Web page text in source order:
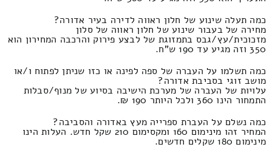
כמה תעלה שינוע של חלון ראווה לדירה בעיר אדורה?
מחירה של בעבור שינוע של חלון ראווה של סלון
מזכוכית/עץ/גבס בתמזוגת של לבצע פירוק והרכבה המחירון הוא
350 וזה מגיע עד 190 ש"ח.
כמה תשלמו על העברה של ספה לפינה או כזו שניתן לפתוח ו/או
מושב זוגי בסביבת אדורה?
עלויות של העברה של מערכת הישיבה בסיוע של מנוף/סבלות
התמחור הינו 360 ולכל היותר 190 ₪.
כמה נשלם על העברת ספרייה מעץ באדורה והסביבה?
המחיר זהו מינימום 160 ומקסימום 210 שקל חדש. העלות הינו
מינימום 180 שקלים חדשים.